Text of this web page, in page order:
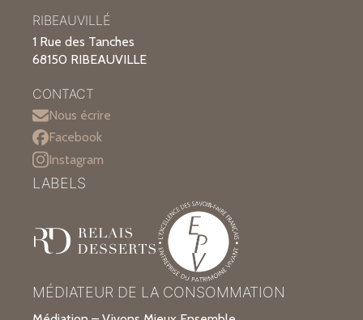
RIBEAUVILLÉ
1 Rue des Tanches
68150 RIBEAUVILLE
CONTACT
Nous écrire
Facebook
Instagram
MÉDIATEUR DE LA CONSOMMATION
LABELS